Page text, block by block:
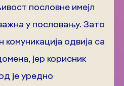
пословне имејл
у пословању. Зато
комуникација одвија са
јер корисник
је уредно